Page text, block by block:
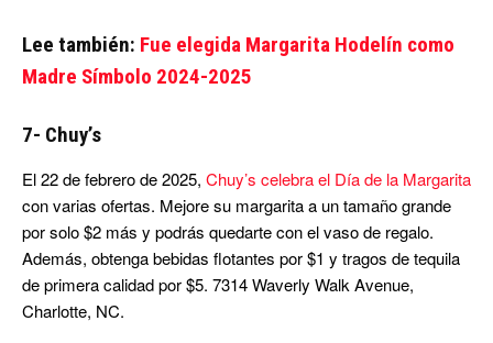
Lee también: Fue elegida Margarita Hodelín como
Madre Símbolo 2024-2025
7- Chuy’s
El 22 de febrero de 2025, Chuy’s celebra el Día de la Margarita
con varias ofertas. Mejore su margarita a un tamaño grande
por solo $2 más y podrás quedarte con el vaso de regalo.
Además, obtenga bebidas flotantes por $1 y tragos de tequila
de primera calidad por $5. 7314 Waverly Walk Avenue,
Charlotte, NC.